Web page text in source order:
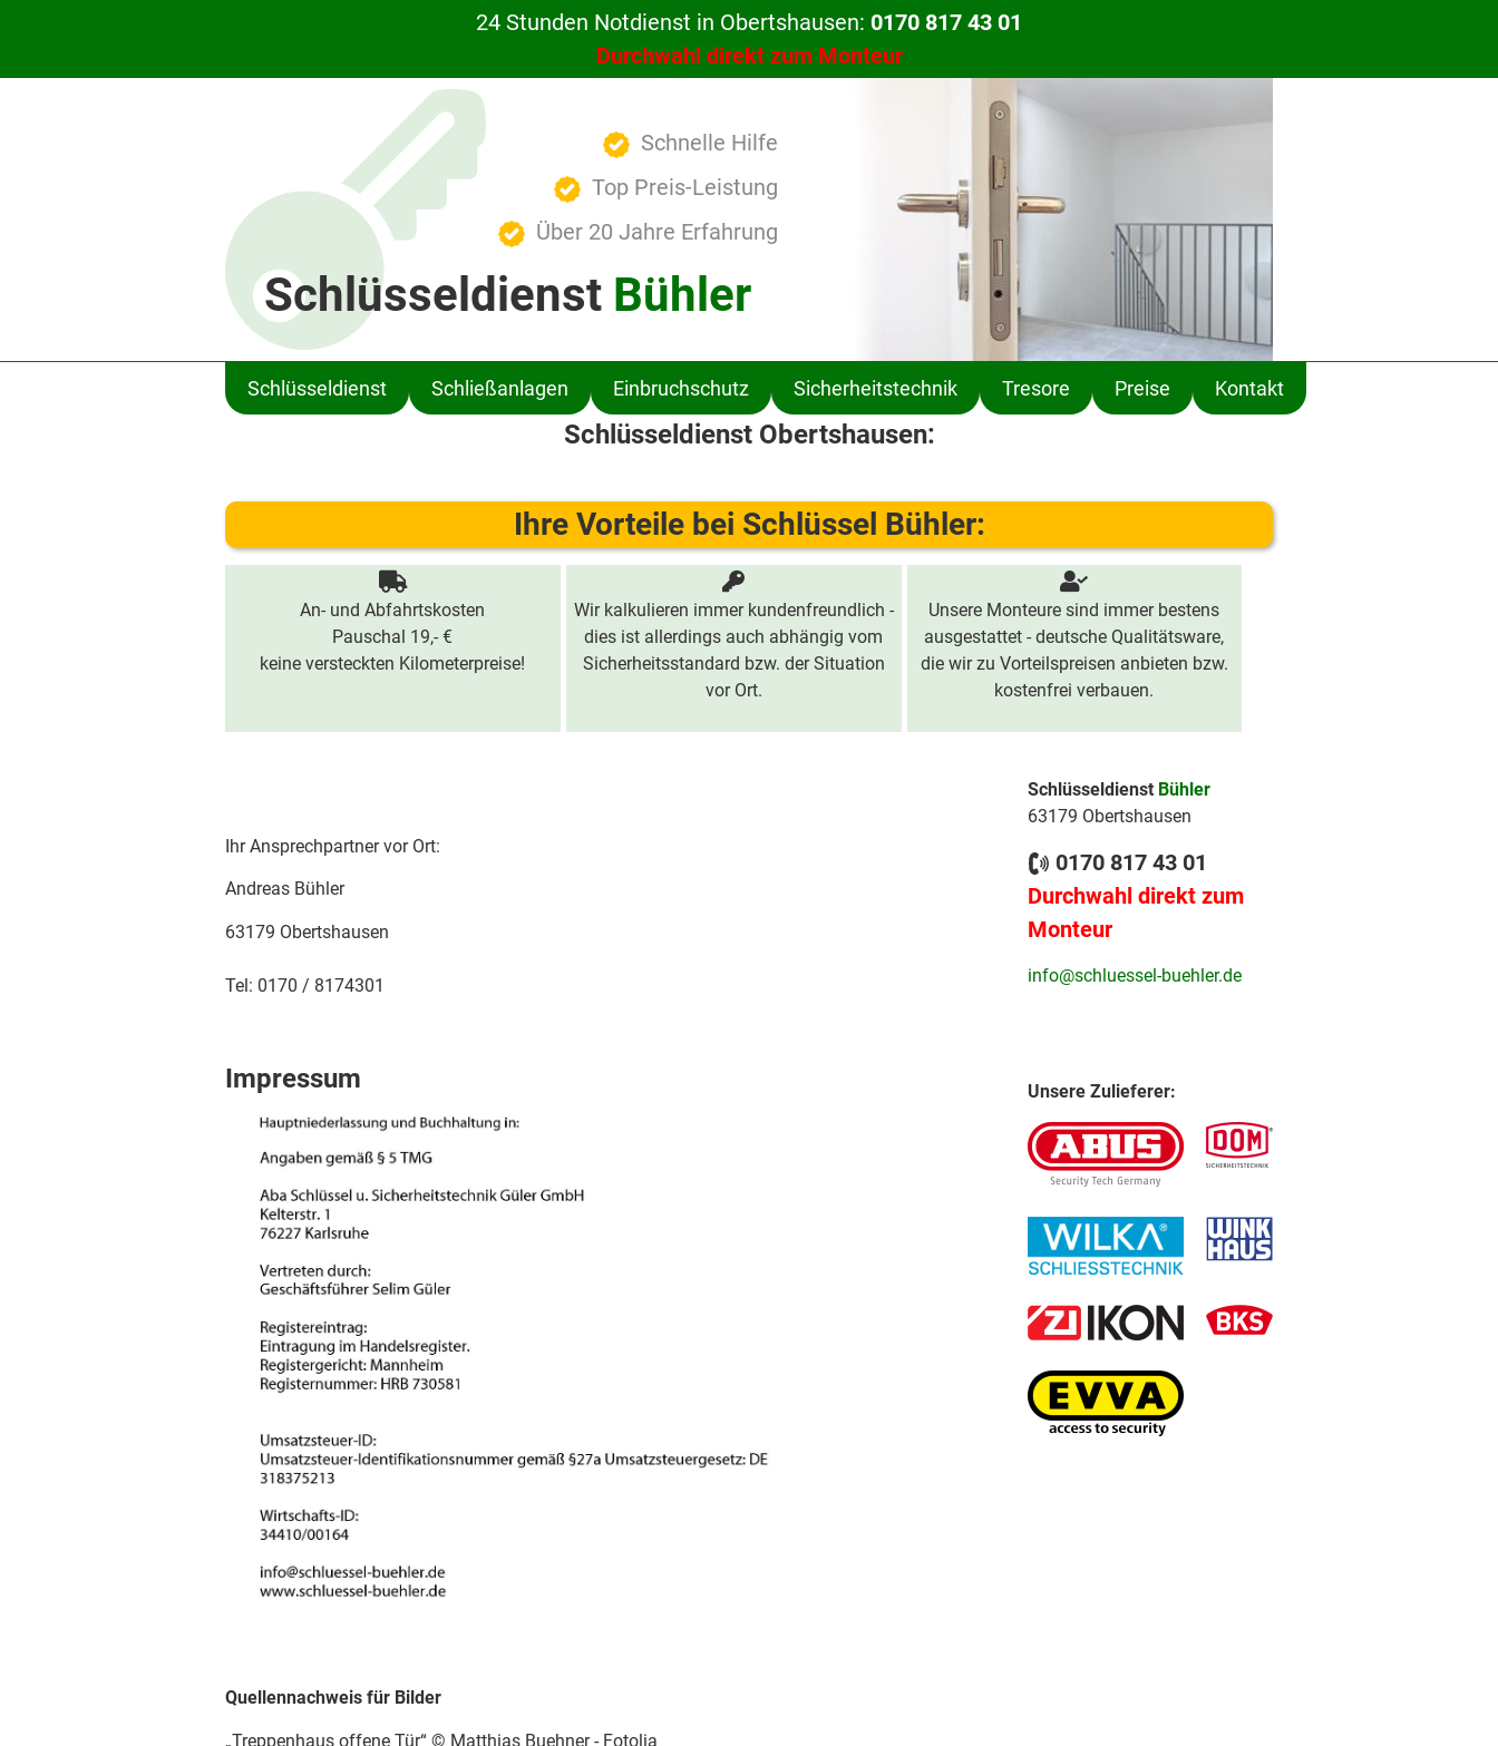
24 Stunden Notdienst in Obertshausen: 0170 817 43 01
Durchwahl direkt zum Monteur
Schnelle Hilfe
Top Preis-Leistung
Über 20 Jahre Erfahrung
Schlüsseldienst Bühler
Schlüsseldienst Schließanlagen Einbruchschutz Sicherheitstechnik Tresore Preise Kontakt
Schlüsseldienst Obertshausen:
Ihre Vorteile bei Schlüssel Bühler:
An- und Abfahrtskosten
Pauschal 19,- €
keine versteckten Kilometerpreise!
Wir kalkulieren immer kundenfreundlich -
dies ist allerdings auch abhängig vom
Sicherheitsstandard bzw. der Situation
vor Ort.
Unsere Monteure sind immer bestens
ausgestattet - deutsche Qualitätsware,
die wir zu Vorteilspreisen anbieten bzw.
kostenfrei verbauen.
Ihr Ansprechpartner vor Ort:
Andreas Bühler
63179 Obertshausen
Tel: 0170 / 8174301
Impressum
Quellennachweis für Bilder
„Treppenhaus offene Tür“ © Matthias Buehner - Fotolia
Schlüsseldienst Bühler
63179 Obertshausen
0170 817 43 01
Durchwahl direkt zum
Monteur
info@schluessel-buehler.de
Unsere Zulieferer: